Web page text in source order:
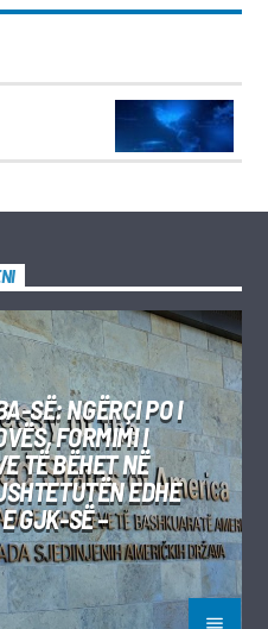
SË: NGËRÇI PO I
FORMIMI I
TË BËHET NË
EDHE
GJK-SË –